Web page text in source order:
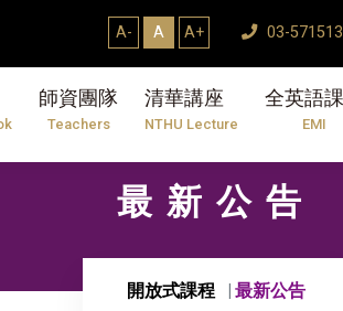
A- A A+ 03-
師資團隊
Teachers
清華講座
NTHU Lecture
全英語
EMI
最新公告
開放式課程 最新公告